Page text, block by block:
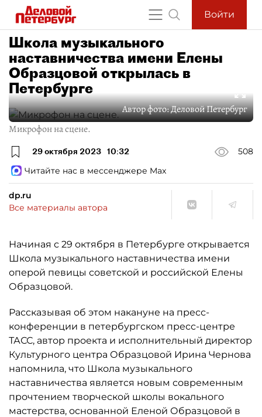
Войти
Школа музыкального
наставничества имени Елены
Образцовой открылась в
Петербурге
Автор фото:Деловой Петербург
Микрофон на сцене.
29 октября 2023 10:32
508
Читайте нас в мессенджере Max
dp.ru
Все материалы автора
Начиная с 29 октября в Петербурге открывается
Школа музыкального наставничества имени
оперой певицы советской и российской Елены
Образцовой.
Рассказывая об этом накануне на пресс-
конференции в петербургском пресс-центре
ТАСС, автор проекта и исполнительный директор
Культурного центра Образцовой Ирина Чернова
напомнила, что Школа музыкального
наставничества является новым современным
прочтением творческой школы вокального
мастерства, основанной Еленой Образцовой в